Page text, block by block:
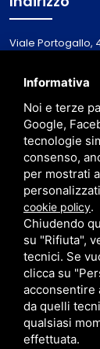
Viale Portogallo,
Italy
Via Primieri, 1
48123 - Ravenna
ISCRITTA AL
ISCRITTA ALL'EX
2094 DEL 01/
Informativa
Noi e terze
Google,
tecnologie
consenso,
per mostrati
cookie policy.
Chiudendo
su "Rifiuta",
tecnici. Se
clicca su
acconsentire
da quelli
qualsiasi
effettuata.